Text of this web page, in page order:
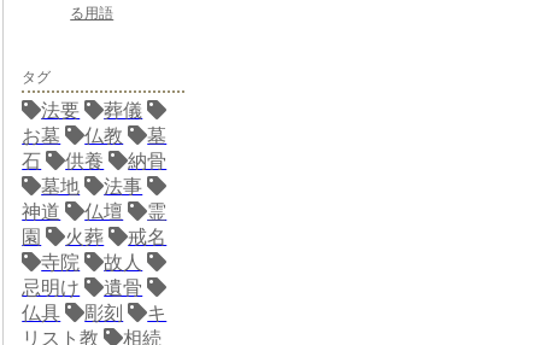
る用語
タグ
法要
葬儀
お墓
仏教
墓
石
供養
納骨
墓地
法事
神道
仏壇
霊
園
火葬
戒名
寺院
故人
忌明け
遺骨
仏具
彫刻
キ
リスト教
相続